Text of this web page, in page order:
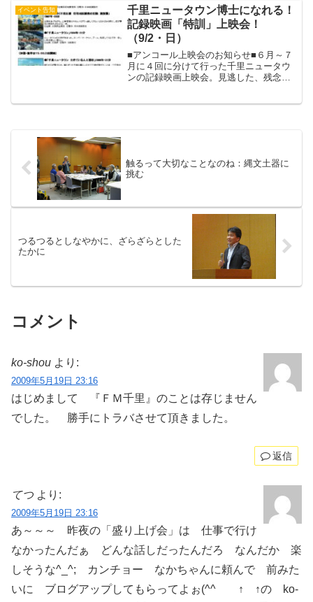
夜 ２４時４０分－２５時４０分 （日
付は変わって6/9っ...
イベント告知
千里ニュータウン博士になれる！
記録映画「特訓」上映会！
（9/2・日）
■アンコール上映会のお知らせ■６月～７
月に４回に分けて行った千里ニュータウ
ンの記録映画上映会。見逃した、残念、
触るって大切なことなのね：縄文土器に
挑む
つるつるとしなやかに、ざらざらとした
たかに
コメント
ko-shou より:
2009年5月19日 23:16
はじめまして 『ＦＭ千里』のことは存じません
でした。 勝手にトラバさせて頂きました。
返信
てつ より:
2009年5月19日 23:16
あ～～～ 昨夜の「盛り上げ会」は 仕事で行け
なかったんだぁ どんな話しだったんだろ なんだか 楽
しそうな^_^; カンチョー なかちゃんに頼んで 前みた
いに ブログアップしてもらってよぉ(^^ゞ ↑ ↑の ko-